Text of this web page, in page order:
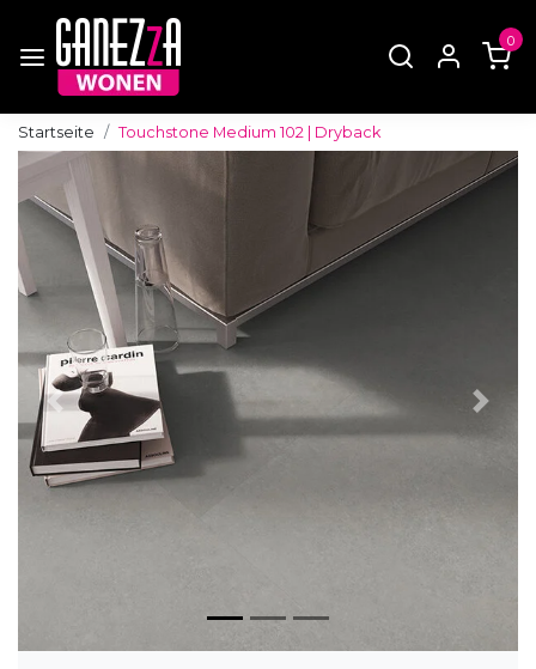
0
Startseite Touchstone Medium 102 | Dryback
Zurück